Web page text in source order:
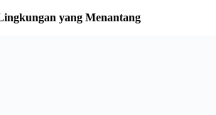
yang Menantang